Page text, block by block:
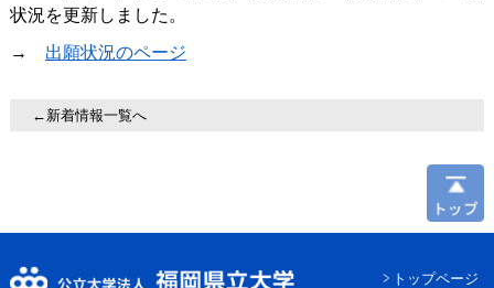
状況を更新しました。
→ 出願状況のページ
←新着情報一覧へ
トップページ